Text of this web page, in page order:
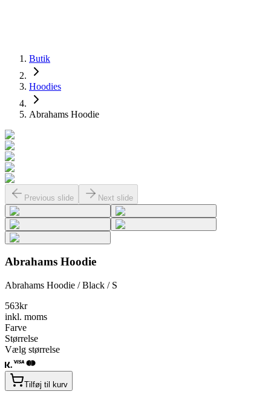
Butik
Hoodies
Abrahams Hoodie
Previous slide Next slide
Abrahams Hoodie
Abrahams Hoodie / Black / S
563kr
inkl. moms
Farve
Størrelse
Vælg størrelse
Tilføj til kurv